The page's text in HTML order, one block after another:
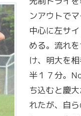
ンアウトで
中心に左サ
める。流れ
け、明大を
半１７分。
ち込むと慶
れたが、自